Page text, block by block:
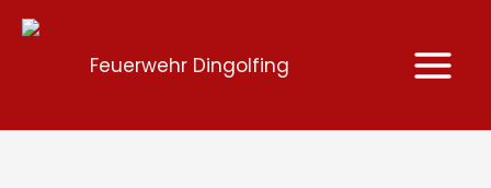
Zum
Feuerwehr Dingolfing